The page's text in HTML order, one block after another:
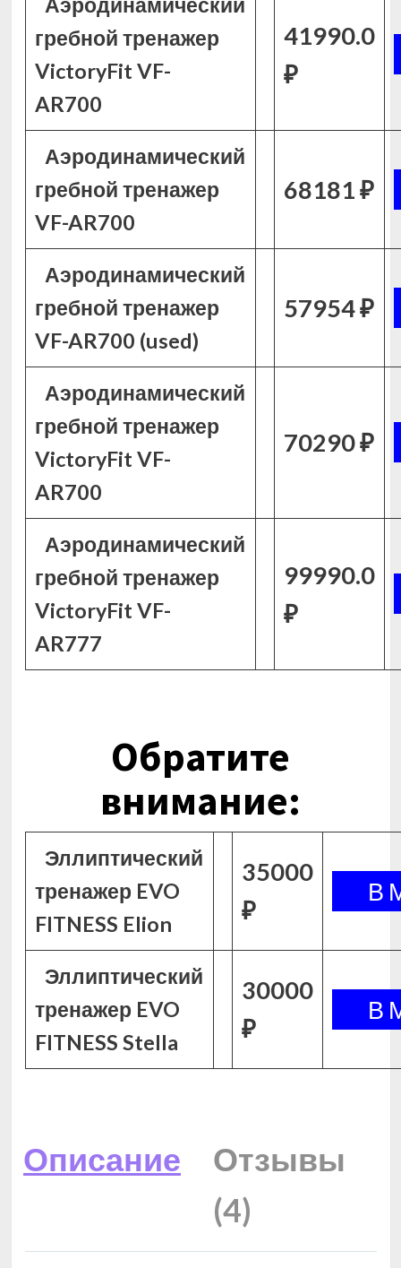
гребной тренажер
VictoryFit VF-
AR700
41990.0
₽
Аэродинамический
гребной тренажер
VF-AR700
68181 ₽
Аэродинамический
гребной тренажер
VF-AR700 (used)
57954 ₽
Аэродинамический
гребной тренажер
VictoryFit VF-
AR700
70290 ₽
Аэродинамический
гребной тренажер
VictoryFit VF-
AR777
99990.0
₽
Обратите
внимание:
Эллиптический
тренажер EVO
FITNESS Elion
35000
₽
Эллиптический
тренажер EVO
FITNESS Stella
30000
₽
Описание
Отзывы
(4)